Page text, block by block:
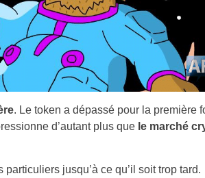
. Le token a dépassé pour la première
d’autant plus que le marché
jusqu’à ce qu’il soit trop tard.